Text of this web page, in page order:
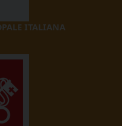
ITALIANA